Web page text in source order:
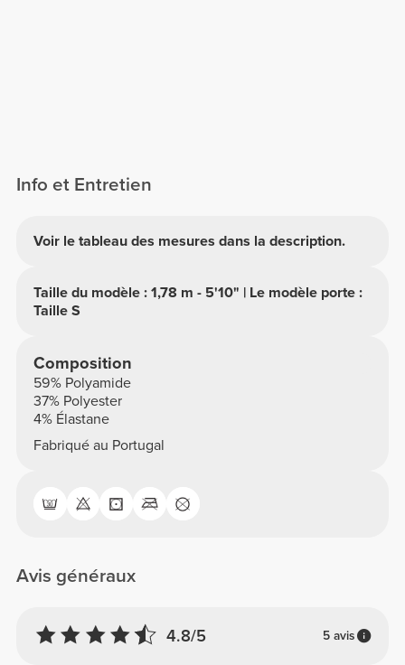
Info et Entretien
Voir le tableau des mesures dans la description.
Taille du modèle : 1,78 m - 5'10" | Le modèle porte :
Taille S
Composition
59% Polyamide
37% Polyester
4% Élastane
Fabriqué au Portugal
Avis généraux
4.8/5 5 avis